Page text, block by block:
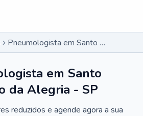
Pneumologista em Santo Antônio da Alegria - SP
em Santo
da Alegria - SP
reduzidos e agende agora a sua